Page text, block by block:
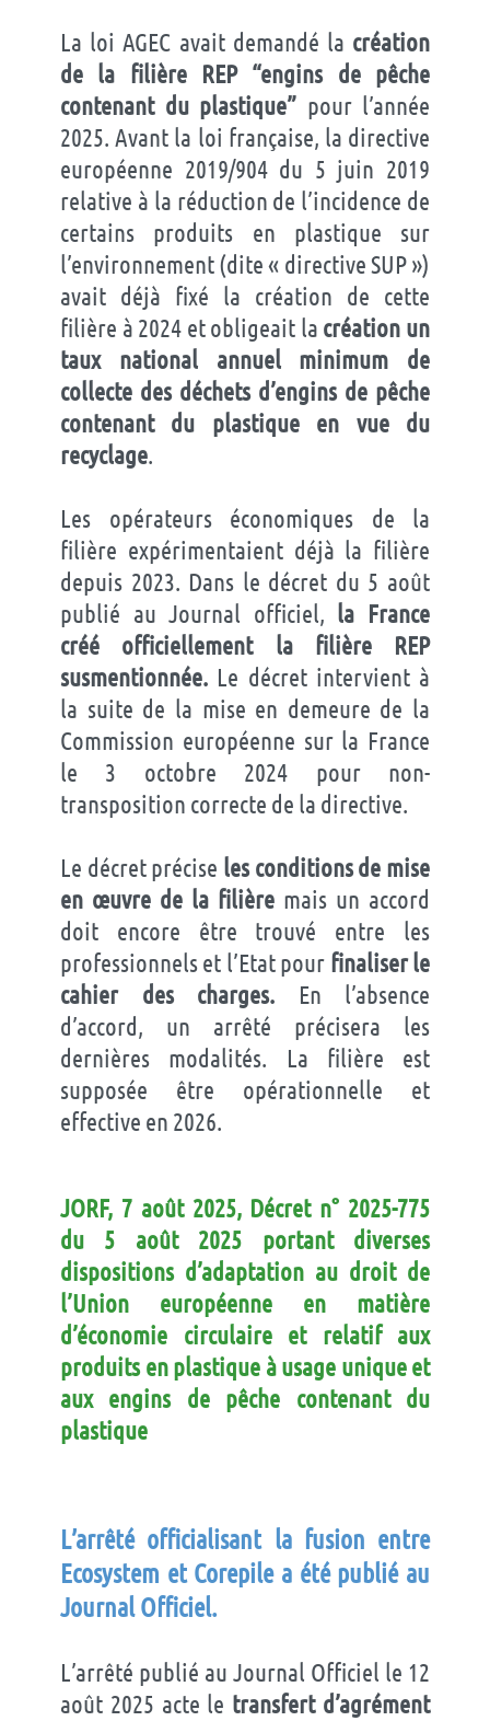
La loi AGEC avait demandé la création
de la filière REP “engins de pêche
contenant du plastique” pour l’année
2025. Avant la loi française, la directive
européenne 2019/904 du 5 juin 2019
relative à la réduction de l’incidence de
certains produits en plastique sur
l’environnement (dite « directive SUP »)
avait déjà fixé la création de cette
filière à 2024 et obligeait la création un
taux national annuel minimum de
collecte des déchets d’engins de pêche
contenant du plastique en vue du
recyclage.
Les opérateurs économiques de la
filière expérimentaient déjà la filière
depuis 2023. Dans le décret du 5 août
publié au Journal officiel, la France
créé officiellement la filière REP
susmentionnée. Le décret intervient à
la suite de la mise en demeure de la
Commission européenne sur la France
le 3 octobre 2024 pour non-
transposition correcte de la directive.
Le décret précise les conditions de mise
en œuvre de la filière mais un accord
doit encore être trouvé entre les
professionnels et l’Etat pour finaliser le
cahier des charges. En l’absence
d’accord, un arrêté précisera les
dernières modalités. La filière est
supposée être opérationnelle et
effective en 2026.
JORF, 7 août 2025, Décret n° 2025-775
du 5 août 2025 portant diverses
dispositions d’adaptation au droit de
l’Union européenne en matière
d’économie circulaire et relatif aux
produits en plastique à usage unique et
aux engins de pêche contenant du
plastique
L’arrêté officialisant la fusion entre
Ecosystem et Corepile a été publié au
Journal Officiel.
L’arrêté publié au Journal Officiel le 12
août 2025 acte le transfert d’agrément